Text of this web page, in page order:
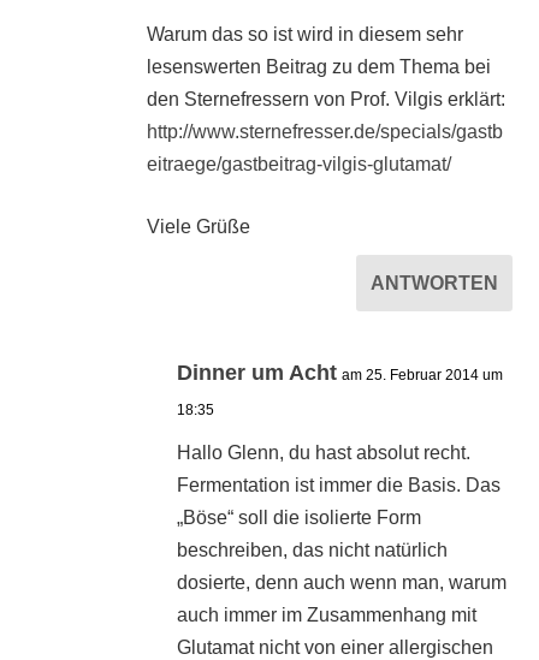
Warum das so ist wird in diesem sehr
lesenswerten Beitrag zu dem Thema bei
den Sternefressern von Prof. Vilgis erklärt:
http://www.sternefresser.de/specials/gastb
eitraege/gastbeitrag-vilgis-glutamat/
Viele Grüße
ANTWORTEN
Dinner um Acht am 25. Februar 2014 um
18:35
Hallo Glenn, du hast absolut recht.
Fermentation ist immer die Basis. Das
„Böse“ soll die isolierte Form
beschreiben, das nicht natürlich
dosierte, denn auch wenn man, warum
auch immer im Zusammenhang mit
Glutamat nicht von einer allergischen